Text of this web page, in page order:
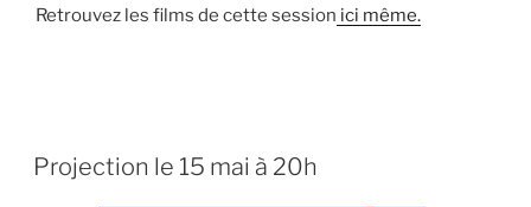
Retrouvez les films de cette session ici même.
PUBLIÉ
LE
Projection le 15 mai à 20h